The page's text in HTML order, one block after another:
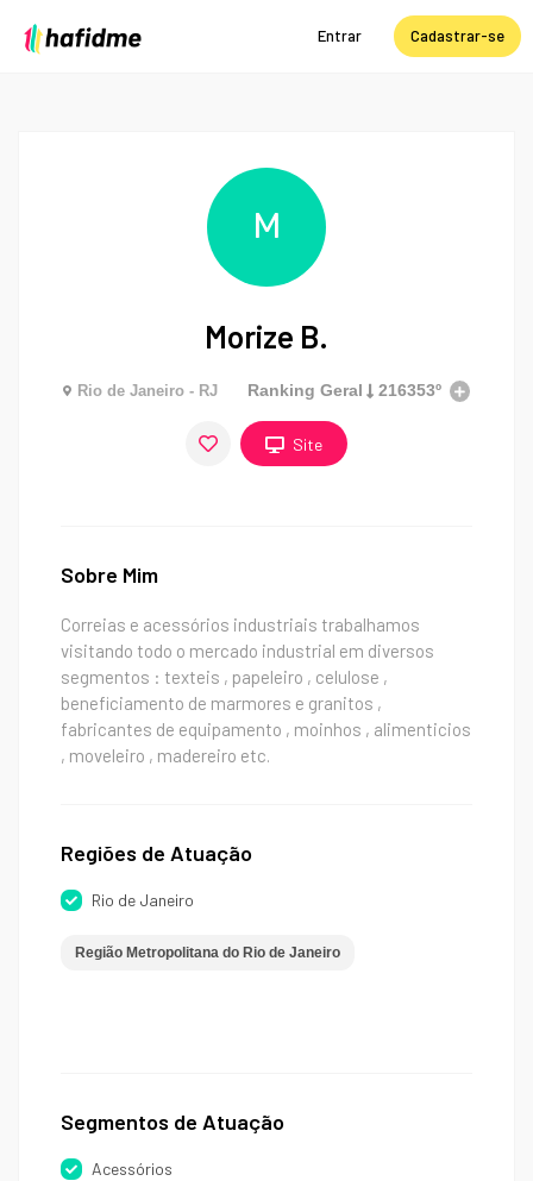
Entrar Cadastrar-se
M
Morize B.
Rio de Janeiro - RJ Ranking Geral 216353º
Site
Sobre Mim
Correias e acessórios industriais trabalhamos
visitando todo o mercado industrial em diversos
segmentos : texteis , papeleiro , celulose ,
beneficiamento de marmores e granitos ,
fabricantes de equipamento , moinhos , alimenticios
, moveleiro , madereiro etc.
Regiões de Atuação
Rio de Janeiro
Região Metropolitana do Rio de Janeiro
Segmentos de Atuação
Acessórios